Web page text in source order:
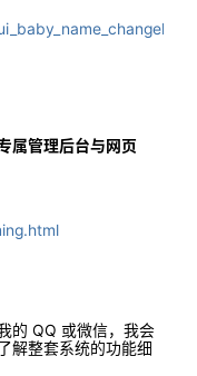
属管理后台与网页
的 QQ 或微信，我会
解整套系统的功能细